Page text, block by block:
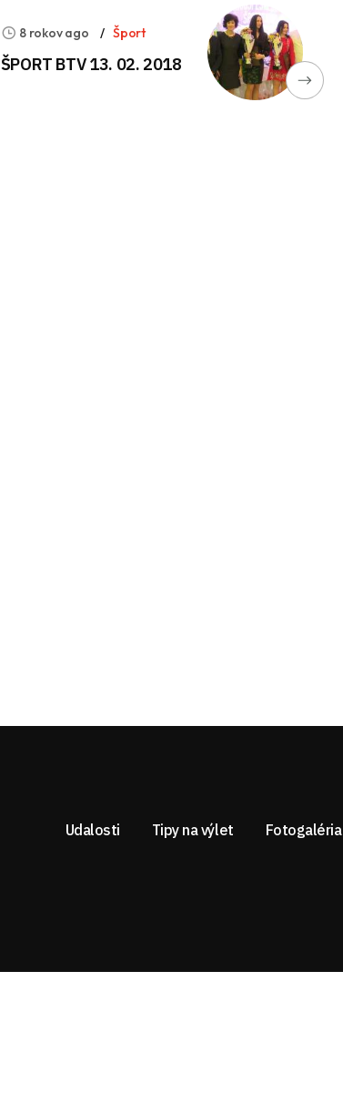
8 rokov ago Šport
ŠPORT BTV 13. 02. 2018
Udalosti Tipy na výlet Fotogaléria